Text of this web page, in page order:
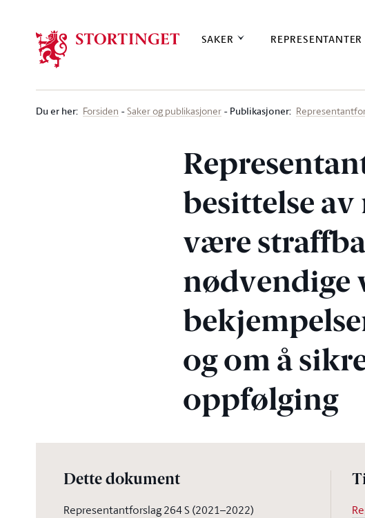
SAKER
Du er her: Forsiden Saker og publikasjoner Publikasjoner:
besittelse
være
og om å
oppfølging
Dette dokument
Representantforslag 264 S (2021–2022)